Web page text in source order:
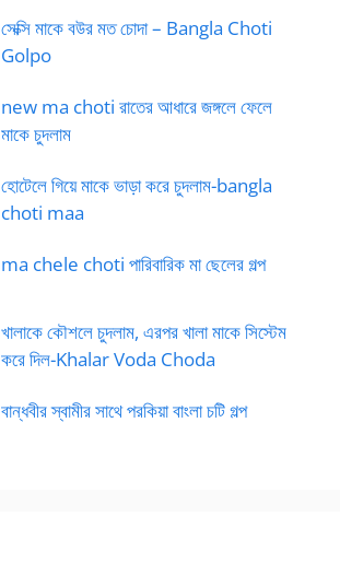
সেক্সি মাকে বউর মত চোদা – Bangla Choti
Golpo
new ma choti রাতের আধারে জঙ্গলে ফেলে
মাকে চুদলাম
হোটেলে গিয়ে মাকে ভাড়া করে চুদলাম-bangla
choti maa
ma chele choti পারিবারিক মা ছেলের গল্প
খালাকে কৌশলে চুদলাম, এরপর খালা মাকে সিস্টেম
করে দিল-Khalar Voda Choda
বান্ধবীর স্বামীর সাথে পরকিয়া বাংলা চটি গল্প